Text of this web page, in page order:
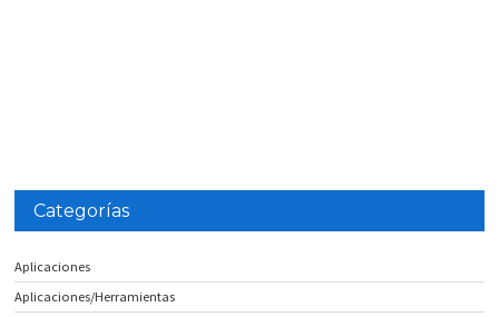
Categorías
Aplicaciones
Aplicaciones/Herramientas